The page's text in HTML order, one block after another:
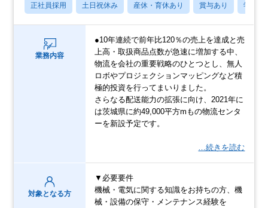
正社員採用 土日祝休み 産休・育休あり 賞与あり 学歴不
業務内容
●10年連続で前年比120％の売上を達成と売
上高・取扱商品点数が急速に増加する中、
物流を会社の重要戦略のひとつとし、無人
ロボやプロジェクションマッピングなど積
極的投資を行ってまいりました。
さらなる配送能力の拡張に向け、2021年に
は茨城県に約49,000平方mもの物流センタ
ーを新設予定です。
…続きを読む
対象となる方
▼必要要件
機械・電気に関する知識をお持ちの方、機
械・設備の保守・メンテナンス経験を